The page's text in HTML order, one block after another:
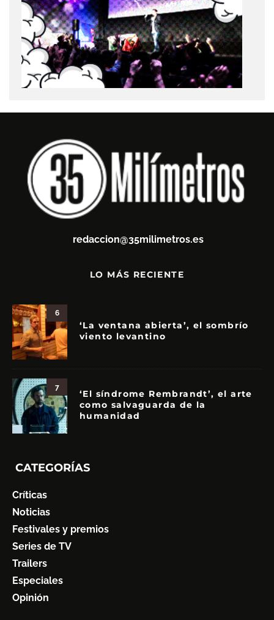
redaccion@35milimetros.es
LO MÁS RECIENTE
6
‘La ventana abierta’, el sombrío
viento levantino
7
‘El síndrome Rembrandt’, el arte
como salvaguarda de la
humanidad
CATEGORÍAS
Críticas
Noticias
Festivales y premios
Series de TV
Trailers
Especiales
Opinión